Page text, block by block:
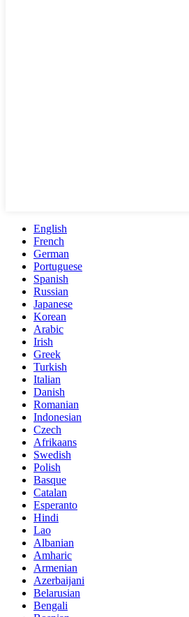
English
French
German
Portuguese
Spanish
Russian
Japanese
Korean
Arabic
Irish
Greek
Turkish
Italian
Danish
Romanian
Indonesian
Czech
Afrikaans
Swedish
Polish
Basque
Catalan
Esperanto
Hindi
Lao
Albanian
Amharic
Armenian
Azerbaijani
Belarusian
Bengali